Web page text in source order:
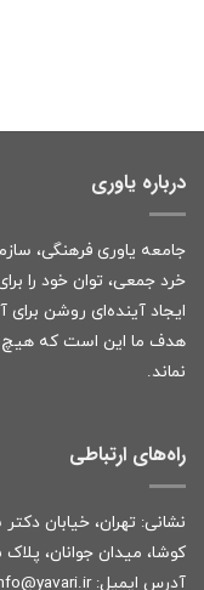
درباره یاوری
جامعه یاوری فرهنگی،
خرد جمعی، توان خود را
ایجاد آینده‌ای روشن
هدف ما این است که هیچ
نماند.
راه‌های ارتباطی
کوشا، میدان جوانان، پلاک ۵
آدرس ایمیل:r